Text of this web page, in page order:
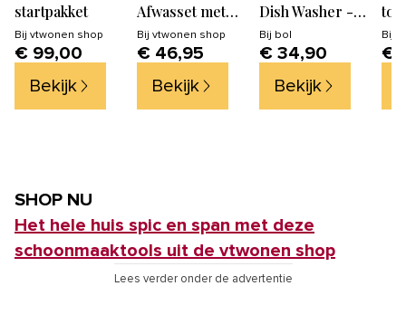
startpakket
Bij vtwonen shop
€ 99,00
Bekijk
Afwasset met
vaatdoekje -
Zeepdispenser en
afwasborstel
Bij vtwonen shop
€ 46,95
Bekijk
Dish Washer -
Scrub Mommy -
Afwas Borstel -
Incl. 2 Extra Roze
Sponzen - Roze
Bij bol
€ 34,90
Bekijk
Bij
€
SHOP NU
Het hele huis spic en span met deze
schoonmaaktools uit de vtwonen shop
Lees verder onder de advertentie